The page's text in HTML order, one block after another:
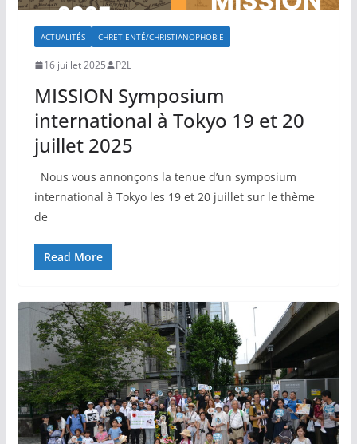
ACTUALITÉS CHRETIENTÉ/CHRISTIANOPHOBIE
16 juillet 2025 P2L
MISSION Symposium
international à Tokyo 19 et 20
juillet 2025
Nous vous annonçons la tenue d’un symposium
international à Tokyo les 19 et 20 juillet sur le thème
de
Read More